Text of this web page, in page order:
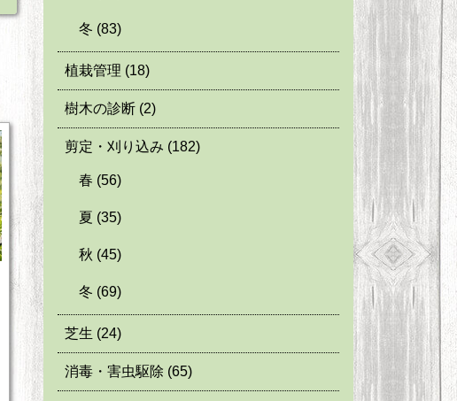
冬 (83)
植栽管理 (18)
樹木の診断 (2)
剪定・刈り込み (182)
春 (56)
夏 (35)
秋 (45)
冬 (69)
芝生 (24)
消毒・害虫駆除 (65)